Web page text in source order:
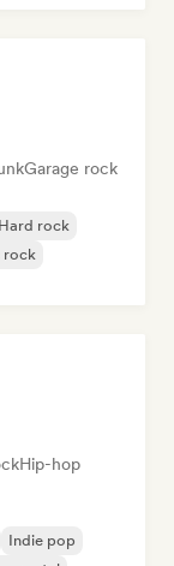
Garage rock
Hard rock
rock
Hip-hop
Indie pop